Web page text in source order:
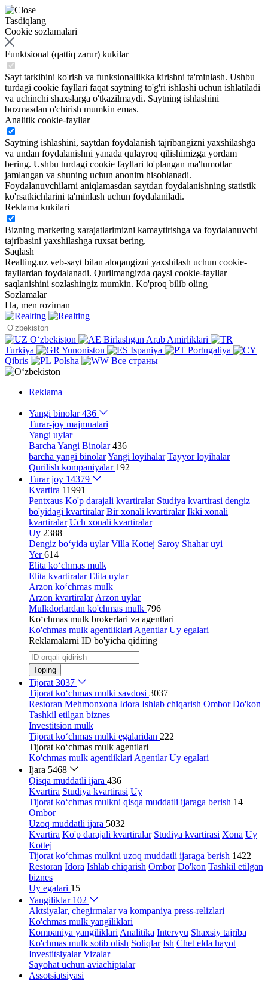
Tasdiqlang
Cookie sozlamalari
Funktsional (qattiq zarur) kukilar
Sayt tarkibini ko'rish va funksionallikka kirishni ta'minlash. Ushbu
turdagi cookie fayllari faqat saytning to'g'ri ishlashi uchun ishlatiladi
va uchinchi shaxslarga o'tkazilmaydi. Saytning ishlashini
buzmasdan o'chirish mumkin emas.
Analitik cookie-fayllar
Saytning ishlashini, saytdan foydalanish tajribangizni yaxshilashga
va undan foydalanishni yanada qulayroq qilishimizga yordam
bering. Ushbu turdagi cookie fayllari to'plangan ma'lumotlar
jamlangan va shuning uchun anonim hisoblanadi.
Foydalanuvchilarni aniqlamasdan saytdan foydalanishning statistik
ko'rsatkichlarini ta'minlash uchun foydalaniladi.
Reklama kukilari
Bizning marketing xarajatlarimizni kamaytirishga va foydalanuvchi
tajribasini yaxshilashga ruxsat bering.
Saqlash
Realting.uz veb-sayt bilan aloqangizni yaxshilash uchun cookie-
fayllardan foydalanadi. Qurilmangizda qaysi cookie-fayllar
saqlanishini sozlashingiz mumkin. Ko'proq bilib oling
Sozlamalar
Ha, men roziman
Oʻzbekiston
Birlashgan Arab Amirliklari
Turkiya
Yunoniston Ispaniya
Portugaliya
Qibris
Polsha Все страны
Reklama
Yangi binolar436
Turar-joy majmualari
Yangi uylar
Barcha Yangi Binolar436
barcha yangi binolarYangi loyihalar Tayyor loyihalar
Qurilish kompaniyalar 192
Turar joy 14379
Kvartira 11991
Pentxaus Ko'p darajali kvartiralar Studiya kvartirasi dengiz
bo'yidagi kvartiralar Bir xonali kvartiralar Ikki xonali
kvartiralar Uch xonali kvartiralar
Uy 2388
Dengiz bo‘yida uylar Villa Kottej Saroy Shahar uyi
Yer614
Elita ko‘chmas mulk
Elita kvartiralar Elita uylar
Arzon ko‘chmas mulk
Arzon kvartiralar Arzon uylar
Mulkdorlardan ko'chmas mulk 796
Ko‘chmas mulk brokerlari va agentlari
Ko'chmas mulk agentliklari Agentlar Uy egalari
Reklamalarni ID bo'yicha qidiring
Toping
Tijorat 3037
Tijorat ko‘chmas mulki savdosi 3037
Restoran Mehmonxona Idora Ishlab chiqarish Ombor Do'kon
Tashkil etilgan biznes
Investitsion mulk
Tijorat ko‘chmas mulki egalaridan 222
Tijorat ko‘chmas mulk agentlari
Ko'chmas mulk agentliklari Agentlar Uy egalari
Ijara 5468
Qisqa muddatli ijara 436
Kvartira Studiya kvartirasi Uy
Tijorat ko‘chmas mulkni qisqa muddatli ijaraga berish 14
Ombor
Uzoq muddatli ijara 5032
Kvartira Ko'p darajali kvartiralar Studiya kvartirasi Xona Uy
Kottej
Tijorat ko‘chmas mulkni uzoq muddatli ijaraga berish 1422
Restoran Idora Ishlab chiqarish Ombor Do'kon Tashkil etilgan
biznes
Uy egalari 15
Yangiliklar 102
Aktsiyalar, chegirmalar va kompaniya press-relizlari
Ko'chmas mulk yangiliklari
Kompaniya yangiliklari Analitika Intervyu Shaxsiy tajriba
Ko'chmas mulk sotib olish Soliqlar Ish Chet elda hayot
Investitsiyalar Vizalar
Sayohat uchun aviachiptalar
Assotsiatsiyasi